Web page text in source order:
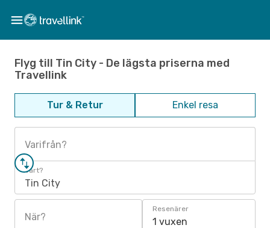
Flyg till Tin City - De lägsta priserna med
Travellink
Tur & Retur Enkel resa
Varifrån?
Vart?
Tin City
När?
Resenärer
1 vuxen